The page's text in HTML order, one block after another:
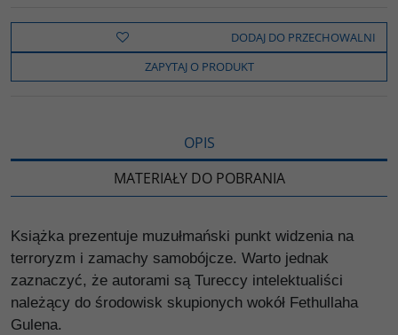
e
o
k
t
t
e
o
y
i
n
k
z
e
l
s
DODAJ DO PRZECHOWALNI
ZAPYTAJ O PRODUKT
OPIS
MATERIAŁY DO POBRANIA
Książka prezentuje muzułmański punkt widzenia na
terroryzm i zamachy samobójcze. Warto jednak
zaznaczyć, że autorami są Tureccy intelektualiści
należący do środowisk skupionych wokół Fethullaha
Gulena.